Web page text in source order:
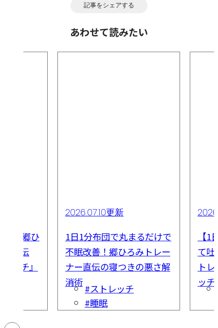
記事をシェアする
あわせて読みたい
消！郷ひ
直伝
ッチ』
2026.07.10更新
1日1分布団で丸まるだけで
不眠改善！郷ひろみトレー
ナー直伝の寝つきの悪さ解
消術
#ストレッチ
#睡眠
【
て吐
ト
ッチ